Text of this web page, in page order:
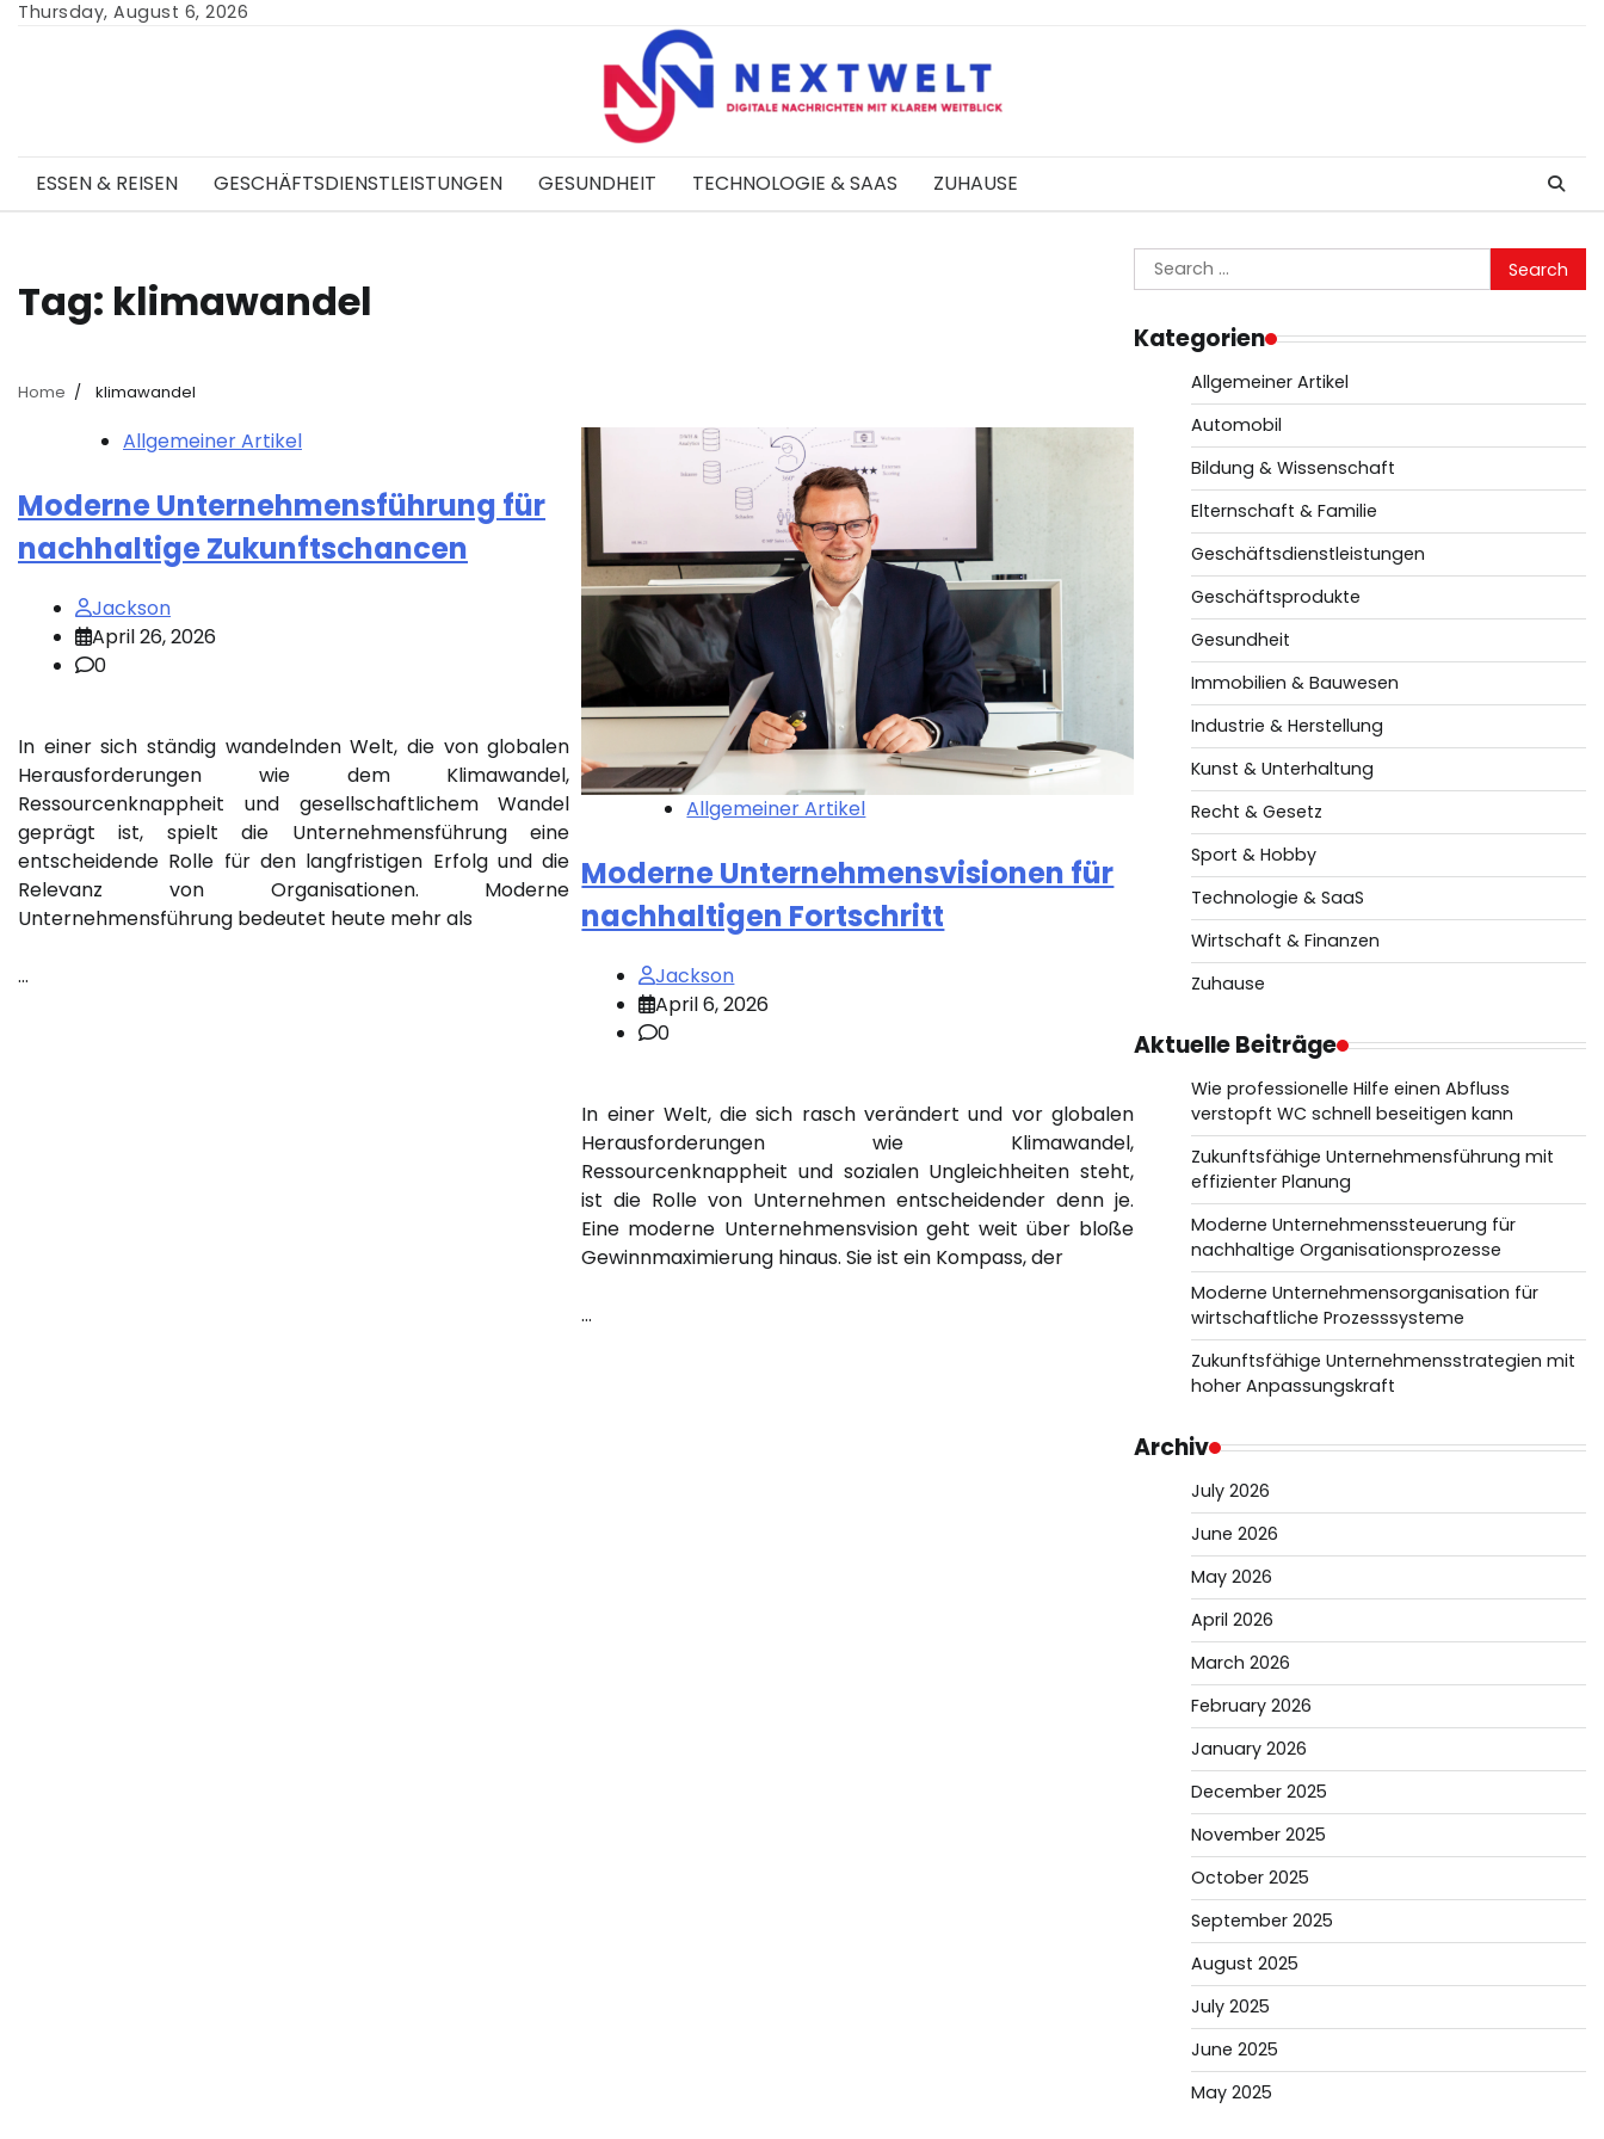
SkipThursday, August 6, 2026
ESSEN & REISEN GESCHÄFTSDIENSTLEISTUNGEN GESUNDHEIT TECHNOLOGIE & SAAS ZUHAUSE
Tag: klimawandel
Home klimawandel
Allgemeiner Artikel
Moderne Unternehmensführung für
nachhaltige Zukunftschancen
Jackson
April 26, 2026
0
In einer sich ständig wandelnden Welt, die von globalen
Herausforderungen wie dem Klimawandel,
Ressourcenknappheit und gesellschaftlichem Wandel
geprägt ist, spielt die Unternehmensführung eine
entscheidende Rolle für den langfristigen Erfolg und die
Relevanz von Organisationen. Moderne
Unternehmensführung bedeutet heute mehr als
…
Allgemeiner Artikel
Moderne Unternehmensvisionen für
nachhaltigen Fortschritt
Jackson
April 6, 2026
0
In einer Welt, die sich rasch verändert und vor globalen
Herausforderungen wie Klimawandel,
Ressourcenknappheit und sozialen Ungleichheiten steht,
ist die Rolle von Unternehmen entscheidender denn je.
Eine moderne Unternehmensvision geht weit über bloße
Gewinnmaximierung hinaus. Sie ist ein Kompass, der
…
Search
for:
Kategorien
Allgemeiner Artikel
Automobil
Bildung & Wissenschaft
Elternschaft & Familie
Geschäftsdienstleistungen
Geschäftsprodukte
Gesundheit
Immobilien & Bauwesen
Industrie & Herstellung
Kunst & Unterhaltung
Recht & Gesetz
Sport & Hobby
Technologie & SaaS
Wirtschaft & Finanzen
Zuhause
Aktuelle Beiträge
Wie professionelle Hilfe einen Abfluss
verstopft WC schnell beseitigen kann
Zukunftsfähige Unternehmensführung mit
effizienter Planung
Moderne Unternehmenssteuerung für
nachhaltige Organisationsprozesse
Moderne Unternehmensorganisation für
wirtschaftliche Prozesssysteme
Zukunftsfähige Unternehmensstrategien mit
hoher Anpassungskraft
Archiv
July 2026
June 2026
May 2026
April 2026
March 2026
February 2026
January 2026
December 2025
November 2025
October 2025
September 2025
August 2025
July 2025
June 2025
May 2025